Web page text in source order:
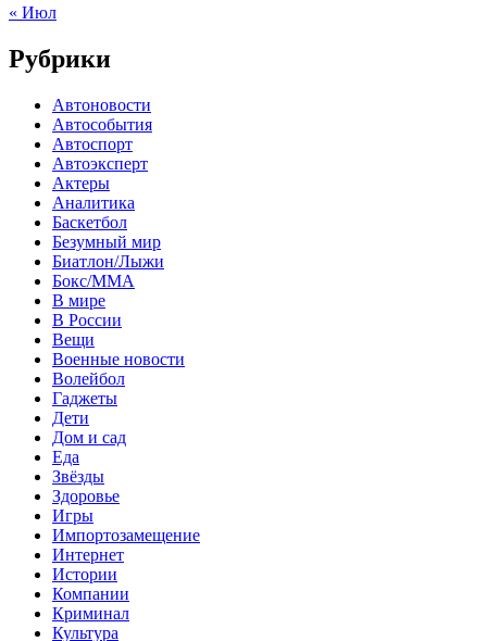
« Июл
Рубрики
Автоновости
Автособытия
Автоспорт
Автоэксперт
Актеры
Аналитика
Баскетбол
Безумный мир
Биатлон/Лыжи
Бокс/MMA
В мире
В России
Вещи
Военные новости
Волейбол
Гаджеты
Дети
Дом и сад
Еда
Звёзды
Здоровье
Игры
Импортозамещение
Интернет
Истории
Компании
Криминал
Культура